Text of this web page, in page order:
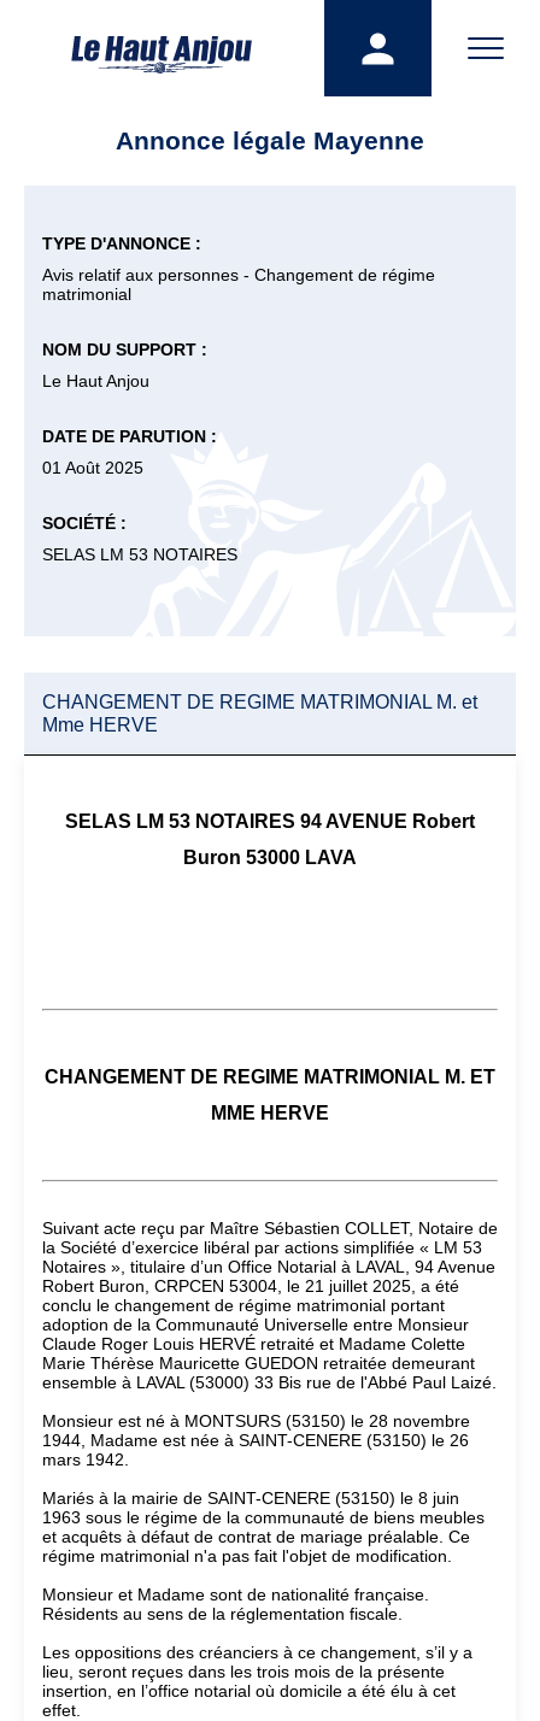
Annonce légale Mayenne
TYPE D'ANNONCE :
Avis relatif aux personnes - Changement de régime
matrimonial
NOM DU SUPPORT :
Le Haut Anjou
DATE DE PARUTION :
01 Août 2025
SOCIÉTÉ :
SELAS LM 53 NOTAIRES
CHANGEMENT DE REGIME MATRIMONIAL M. et
Mme HERVE
SELAS LM 53 NOTAIRES 94 AVENUE Robert
Buron 53000 LAVA
CHANGEMENT DE REGIME MATRIMONIAL M. ET
MME HERVE
Suivant acte reçu par Maître Sébastien COLLET, Notaire de
la Société d’exercice libéral par actions simplifiée « LM 53
Notaires », titulaire d’un Office Notarial à LAVAL, 94 Avenue
Robert Buron, CRPCEN 53004, le 21 juillet 2025, a été
conclu le changement de régime matrimonial portant
adoption de la Communauté Universelle entre Monsieur
Claude Roger Louis HERVÉ retraité et Madame Colette
Marie Thérèse Mauricette GUEDON retraitée demeurant
ensemble à LAVAL (53000) 33 Bis rue de l'Abbé Paul Laizé.
Monsieur est né à MONTSURS (53150) le 28 novembre
1944, Madame est née à SAINT-CENERE (53150) le 26
mars 1942.
Mariés à la mairie de SAINT-CENERE (53150) le 8 juin
1963 sous le régime de la communauté de biens meubles
et acquêts à défaut de contrat de mariage préalable. Ce
régime matrimonial n'a pas fait l'objet de modification.
Monsieur et Madame sont de nationalité française.
Résidents au sens de la réglementation fiscale.
Les oppositions des créanciers à ce changement, s’il y a
lieu, seront reçues dans les trois mois de la présente
insertion, en l’office notarial où domicile a été élu à cet
effet.